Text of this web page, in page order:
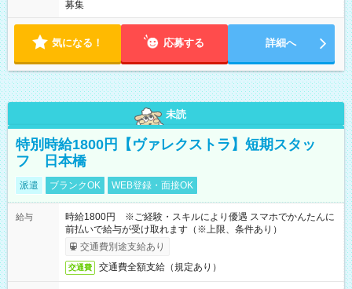
募集
気になる！ 応募する 詳細へ
未読
特別時給1800円【ヴァレクストラ】短期スタッ
フ 日本橋
派遣 ブランクOK WEB登録・面接OK
給与
時給1800円 ※ご経験・スキルにより優遇 スマホでかんたんに
前払いで給与が受け取れます（※上限、条件あり）
交通費別途支給あり
交通費 交通費全額支給（規定あり）